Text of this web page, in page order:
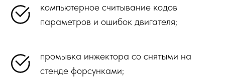
компьютерное считывание кодов
параметров и ошибок двигателя;
промывка инжектора со снятыми на
стенде форсунками;